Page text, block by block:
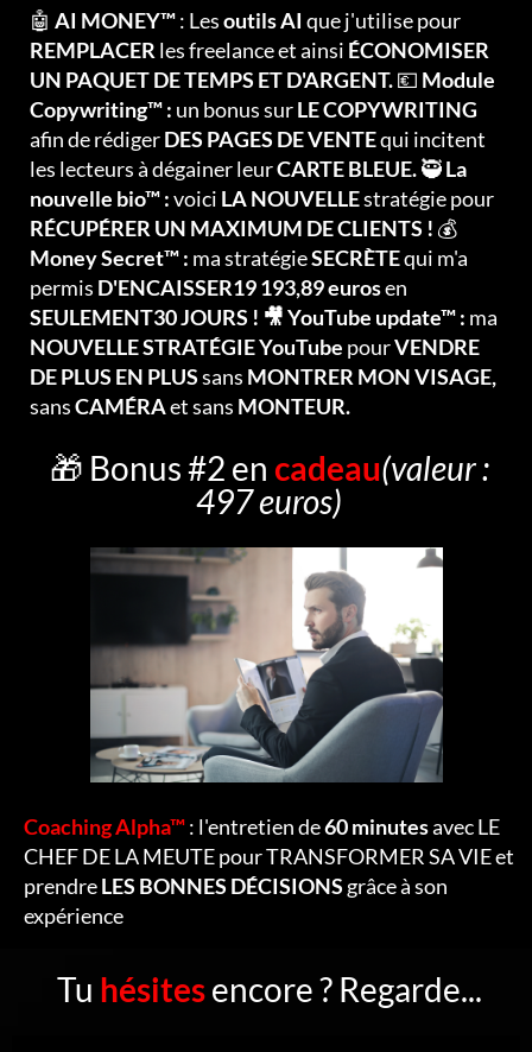
🤖 AI MONEY™: Lesoutils AI que j'utilise pour
REMPLACER les freelance et ainsi ÉCONOMISER
UN PAQUET DE TEMPS ET D'ARGENT.💶 Module
Copywriting™ : un bonus surLE COPYWRITING
afin de rédigerDES PAGES DE VENTEqui incitent
les lecteurs à dégainer leurCARTE BLEUE.🥷La
nouvelle bio™ :voici LA NOUVELLEstratégie pour
RÉCUPÉRER UN MAXIMUM DE CLIENTS ! 💰
Money Secret™ : ma stratégieSECRÈTEqui m'a
permis D'ENCAISSER19 193,89 eurosen
SEULEMENT30 JOURS ! 🎥 YouTube update™ : ma
NOUVELLE STRATÉGIE YouTube pourVENDRE
DE PLUS EN PLUSsans MONTRER MON VISAGE,
sansCAMÉRAet sans MONTEUR.
🎁 Bonus #2 en cadeau(valeur :
497 euros)
Coaching Alpha™: l'entretien de60 minutesavec LE
CHEF DE LA MEUTE pour TRANSFORMER SA VIE et
prendreLES BONNES DÉCISIONS grâce à son
expérience
Tu hésitesencore ? Regarde...